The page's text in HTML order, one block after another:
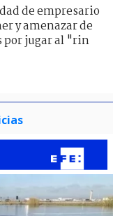
de empresario
y amenazar de
por jugar al "rin